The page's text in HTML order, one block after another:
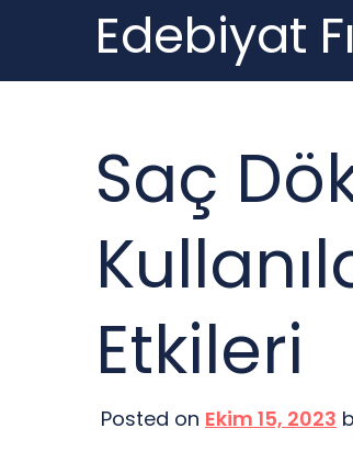
content
Edebiyat
Saç
Etkileri
Posted on Ekim 15, 2023